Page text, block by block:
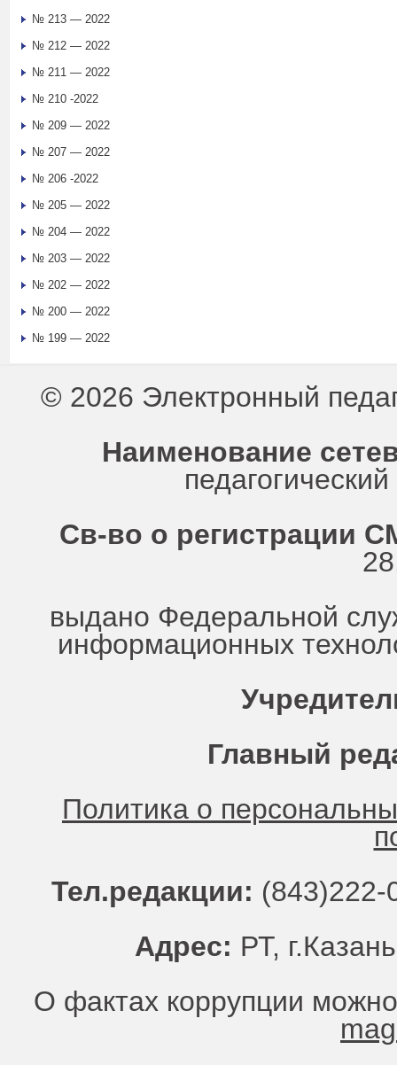
№ 213 — 2022
№ 212 — 2022
№ 211 — 2022
№ 210 -2022
№ 209 — 2022
№ 207 — 2022
№ 206 -2022
№ 205 — 2022
№ 204 — 2022
№ 203 — 2022
№ 202 — 2022
№ 200 — 2022
№ 199 — 2022
© 2026 Электронный
Наименование
Св-во о регистрации
выдано Федеральной
информационных
Главный
Политика о
Тел.редакции:
Адрес: РТ,
О фактах коррупции